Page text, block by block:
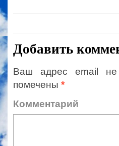
Добавить
Ваш адрес email не
помечены *